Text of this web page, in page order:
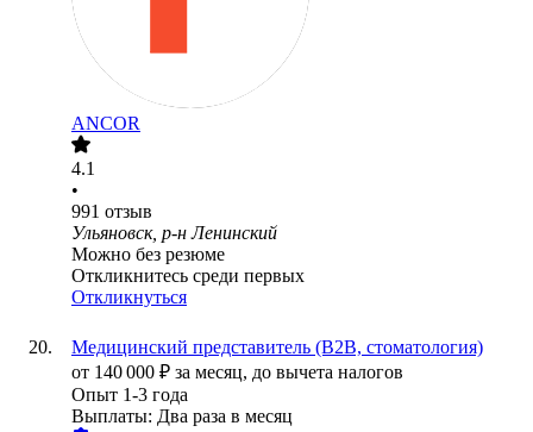
ANCOR
4.1
•
991 отзыв
Ульяновск, р-н Ленинский
Можно без резюме
Откликнитесь среди первых
Откликнуться
Медицинский представитель (B2B, стоматология)
от 140 000 ₽ за месяц, до вычета налогов
Опыт 1-3 года
Выплаты: Два раза в месяц